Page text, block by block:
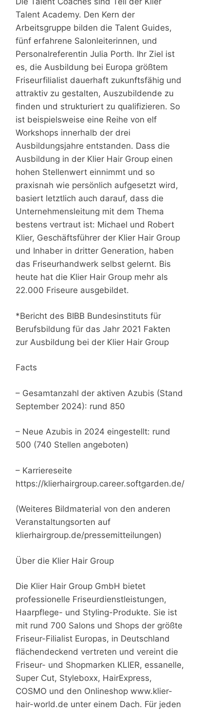
Talent Academy. Den Kern der
Arbeitsgruppe bilden die Talent Guides,
fünf erfahrene Salonleiterinnen, und
Personalreferentin Julia Porth. Ihr Ziel ist
es, die Ausbildung bei Europa größtem
Friseurfilialist dauerhaft zukunftsfähig und
attraktiv zu gestalten, Auszubildende zu
finden und strukturiert zu qualifizieren. So
ist beispielsweise eine Reihe von elf
Workshops innerhalb der drei
Ausbildungsjahre entstanden. Dass die
Ausbildung in der Klier Hair Group einen
hohen Stellenwert einnimmt und so
praxisnah wie persönlich aufgesetzt wird,
basiert letztlich auch darauf, dass die
Unternehmensleitung mit dem Thema
bestens vertraut ist: Michael und Robert
Klier, Geschäftsführer der Klier Hair Group
und Inhaber in dritter Generation, haben
das Friseurhandwerk selbst gelernt. Bis
heute hat die Klier Hair Group mehr als
22.000 Friseure ausgebildet.
*Bericht des BIBB Bundesinstituts für
Berufsbildung für das Jahr 2021 Fakten
zur Ausbildung bei der Klier Hair Group
Facts
– Gesamtanzahl der aktiven Azubis (Stand
September 2024): rund 850
– Neue Azubis in 2024 eingestellt: rund
500 (740 Stellen angeboten)
– Karriereseite
https://klierhairgroup.career.softgarden.de/
(Weiteres Bildmaterial von den anderen
Veranstaltungsorten auf
klierhairgroup.de/pressemitteilungen)
Über die Klier Hair Group
Die Klier Hair Group GmbH bietet
professionelle Friseurdienstleistungen,
Haarpflege- und Styling-Produkte. Sie ist
mit rund 700 Salons und Shops der größte
Friseur-Filialist Europas, in Deutschland
flächendeckend vertreten und vereint die
Friseur- und Shopmarken KLIER, essanelle,
Super Cut, Styleboxx, HairExpress,
COSMO und den Onlineshop www.klier-
hair-world.de unter einem Dach. Für jeden